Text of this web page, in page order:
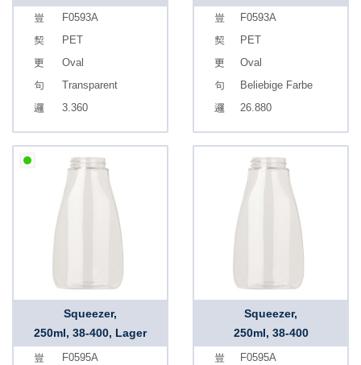
F0593A
PET
Oval
Transparent
3.360
F0593A
PET
Oval
Beliebige Farbe
26.880
Squeezer,
250ml, 38-400, Lager
F0595A
Squeezer,
250ml, 38-400
F0595A